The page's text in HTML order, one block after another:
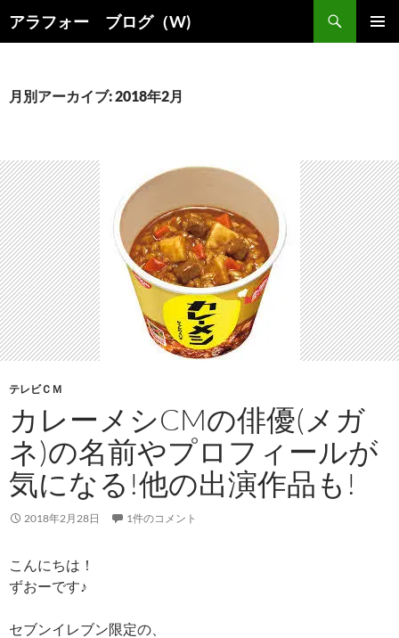
ン
ツ
キ
ッ
プ
アラフォー ブログ（W)
索
月別アーカイブ: 2018年2月
テレビＣＭ
カレーメシCMの俳優(メガ
ネ)の名前やプロフィールが
気になる!他の出演作品も!
2018年2月28日 1件のコメント
こんにちは！
ずおーです♪
セブンイレブン限定の、